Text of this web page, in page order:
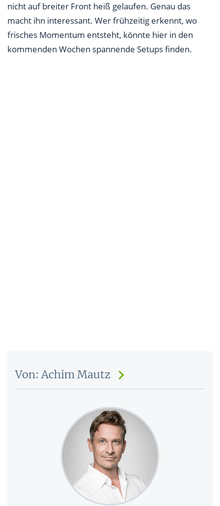
nicht auf breiter Front heiß gelaufen. Genau das
macht ihn interessant. Wer frühzeitig erkennt, wo
frisches Momentum entsteht, könnte hier in den
kommenden Wochen spannende Setups finden.
Von: Achim Mautz